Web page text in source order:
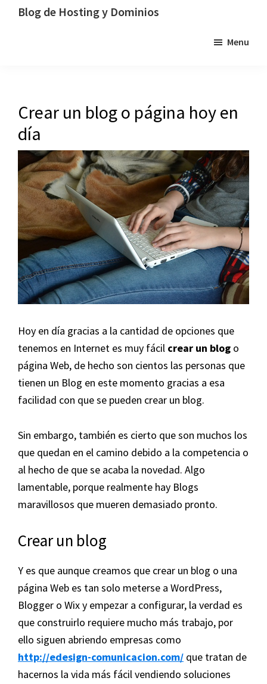
Saltar
Saltar
SaltarBlog de Hosting y Dominios
los
dominios
y
la
tecnología
Menu
Crear un blog o página hoy en
día
Hoy en día gracias a la cantidad de opciones que
tenemos en Internet es muy fácil crear un blog o
página Web, de hecho son cientos las personas que
tienen un Blog en este momento gracias a esa
facilidad con que se pueden crear un blog.
Sin embargo, también es cierto que son muchos los
que quedan en el camino debido a la competencia o
al hecho de que se acaba la novedad. Algo
lamentable, porque realmente hay Blogs
maravillosos que mueren demasiado pronto.
Crear un blog
Y es que aunque creamos que crear un blog o una
página Web es tan solo meterse a WordPress,
Blogger o Wix y empezar a configurar, la verdad es
que construirlo requiere mucho más trabajo, por
ello siguen abriendo empresas como
http://edesign-comunicacion.com/ que tratan de
hacernos la vida más fácil vendiendo soluciones